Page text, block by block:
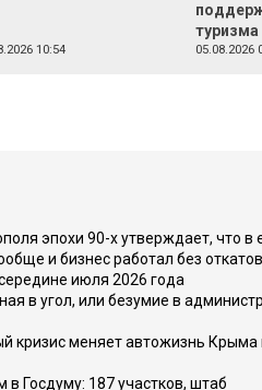
10:54
туризма
05.08.2026
эпохи 90-х утверждает, что в
и бизнес работал без откатов
июля 2026 года
в угол, или безумие в
кризис меняет автожизнь Крыма
в Госдуму: 187 участков, штаб